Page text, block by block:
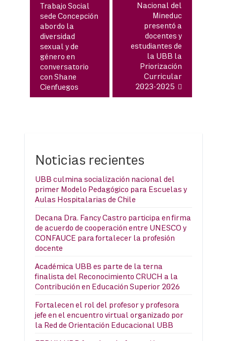
Trabajo Social
sede Concepción
abordo la
diversidad
sexual y de
género en
conversatorio
con Shane
Cienfuegos
Nacional del
Mineduc
presentó a
docentes y
estudiantes de
la UBB la
Priorización
Curricular
2023-2025
Noticias recientes
UBB culmina socialización nacional del
primer Modelo Pedagógico para Escuelas y
Aulas Hospitalarias de Chile
Decana Dra. Fancy Castro participa en firma
de acuerdo de cooperación entre UNESCO y
CONFAUCE para fortalecer la profesión
docente
Académica UBB es parte de la terna
finalista del Reconocimiento CRUCH a la
Contribución en Educación Superior 2026
Fortalecen el rol del profesor y profesora
jefe en el encuentro virtual organizado por
la Red de Orientación Educacional UBB